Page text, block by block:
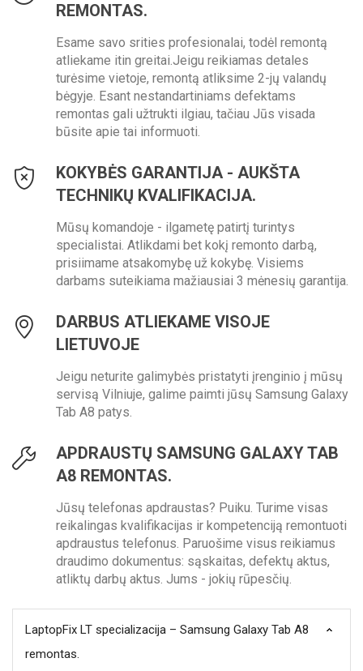
REMONTAS.
Esame savo srities profesionalai, todėl remontą
atliekame itin greitai.Jeigu reikiamas detales
turėsime vietoje, remontą atliksime 2-jų valandų
bėgyje. Esant nestandartiniams defektams
remontas gali užtrukti ilgiau, tačiau Jūs visada
būsite apie tai informuoti.
KOKYBĖS GARANTIJA - AUKŠTA
TECHNIKŲ KVALIFIKACIJA.
Mūsų komandoje - ilgametę patirtį turintys
specialistai. Atlikdami bet kokį remonto darbą,
prisiimame atsakomybę už kokybę. Visiems
darbams suteikiama mažiausiai 3 mėnesių garantija.
DARBUS ATLIEKAME VISOJE
LIETUVOJE
Jeigu neturite galimybės pristatyti įrenginio į mūsų
servisą Vilniuje, galime paimti jūsų Samsung Galaxy
Tab A8 patys.
APDRAUSTŲ SAMSUNG GALAXY TAB
A8 REMONTAS.
Jūsų telefonas apdraustas? Puiku. Turime visas
reikalingas kvalifikacijas ir kompetenciją remontuoti
apdraustus telefonus. Paruošime visus reikiamus
draudimo dokumentus: sąskaitas, defektų aktus,
atliktų darbų aktus. Jums - jokių rūpesčių.
LaptopFix LT specializacija – Samsung Galaxy Tab A8
remontas.